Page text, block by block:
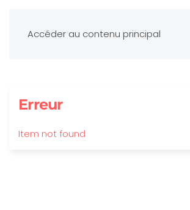
Accéder au contenu principal
Erreur
Item not found